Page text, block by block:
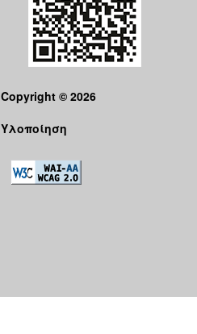
Copyright © 2026
Υλοποίηση